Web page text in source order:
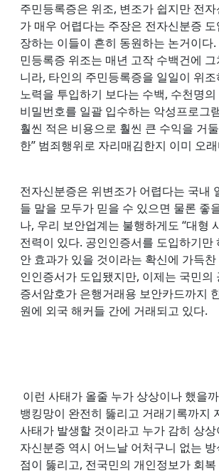
주민등록증은 위조, 변조가 쉽지만 전
가 매우 어렵다는 주장은 전자신분증
장하는 이들이 흔히 동원하는 논거이다
민등록증 위조는 매년 고작 수백건에
니라, 타인의 주민등록증을 일일이 위
노력을 투입하기 보다는 수백, 수천명
비밀번호를 일괄 입수하는 악성프로그
훨씬 적은 비용으로 훨씬 큰 수익을 거
한” 범죄행위로 자리매김한지 이미 오
전자신분증은 위변조가 어렵다는 국내
들 말을 모두가 믿을 수 있으면 물론 좋
나, 우리 보안업계는 불행하게도 “대형
전력이 있다. 공인인증서를 도입하기만
안 효과가 있을 것이라는 확신에 가득
인인증서가 도입됐지만, 이제는 국민의
증서암호가 은행거래용 보안카드까지
원에 외국 해커들 간에 거래되고 있다.
이런 사태가 올줄 누가 상상이나 했을
뱅킹망이 완전히 뚫리고 거래기록까지
사태가 발생할 것이라고 누가 감히 상상
자신분증 역시 어느날 어처구니 없는
점이 뚫리고, 전국민의 개인정보가 회